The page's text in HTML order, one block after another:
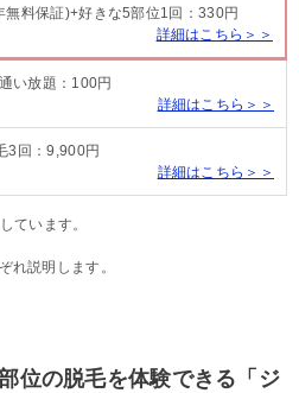
無料保証)+好きな5部位1回：330円
詳細はこちら＞＞
い放題：100円
詳細はこちら＞＞
3回：9,900円
詳細はこちら＞＞
ています。
れ説明します。
位の脱毛を体験できる「ジ